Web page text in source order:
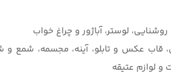
لوستر، آباژور و چراغ خواب
قاب عکس و تابلو، آینه، مجسمه، شمع
و لوازم عتیقه